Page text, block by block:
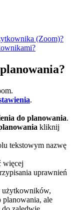
(Zoom)?
.
do planowania.
kliknij
tekstowym nazwę
więcej
uprawnień
użytkowników,
planowania, ale